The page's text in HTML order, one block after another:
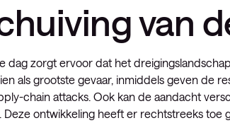
van
dag zorgt ervoor dat het
als grootste gevaar, inmiddels geven de
chain attacks. Ook kan de aandacht
Deze ontwikkeling heeft er rechtstreeks